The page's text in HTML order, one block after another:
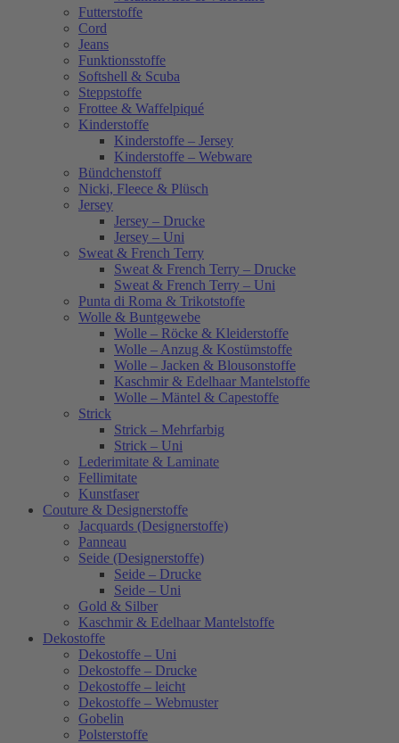
Futterstoffe
Cord
Jeans
Funktionsstoffe
Softshell & Scuba
Steppstoffe
Frottee & Waffelpiqué
Kinderstoffe
Kinderstoffe – Jersey
Kinderstoffe – Webware
Bündchenstoff
Nicki, Fleece & Plüsch
Jersey
Jersey – Drucke
Jersey – Uni
Sweat & French Terry
Sweat & French Terry – Drucke
Sweat & French Terry – Uni
Punta di Roma & Trikotstoffe
Wolle & Buntgewebe
Wolle – Röcke & Kleiderstoffe
Wolle – Anzug & Kostümstoffe
Wolle – Jacken & Blousonstoffe
Kaschmir & Edelhaar Mantelstoffe
Wolle – Mäntel & Capestoffe
Strick
Strick – Mehrfarbig
Strick – Uni
Lederimitate & Laminate
Fellimitate
Kunstfaser
Couture & Designerstoffe
Jacquards (Designerstoffe)
Panneau
Seide (Designerstoffe)
Seide – Drucke
Seide – Uni
Gold & Silber
Kaschmir & Edelhaar Mantelstoffe
Dekostoffe
Dekostoffe – Uni
Dekostoffe – Drucke
Dekostoffe – leicht
Dekostoffe – Webmuster
Gobelin
Polsterstoffe